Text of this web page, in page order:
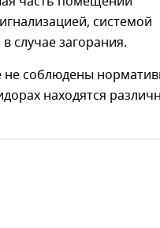
системой
случае загорания.
не соблюдены
находятся